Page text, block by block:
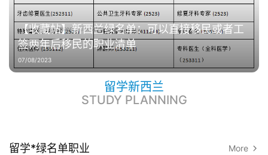
【收藏帖】新西兰绿名单：可以直接移民或者工
签两年后移民的职业清单
07/08/2023
留学新西兰
STUDY PLANNING
留学*绿名单职业 More